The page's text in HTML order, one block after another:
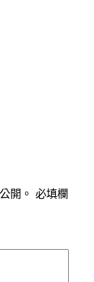
開。 必填欄